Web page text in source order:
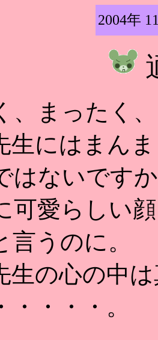
2004年
、まったく
生にはまん
はないです
可愛らしい
言うのに。
生の心の中
・・・・。